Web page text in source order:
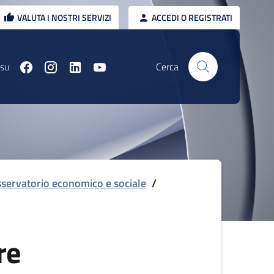
VALUTA I NOSTRI SERVIZI ACCEDI O REGISTRATI
Cerca
economico e sociale /